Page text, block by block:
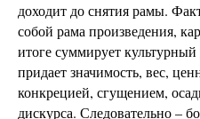
доходит до снятия рамы.
собой рама произведения,
итоге суммирует
придает значимость, вес,
конкрецией, сгущением,
дискурса. Следовательно –